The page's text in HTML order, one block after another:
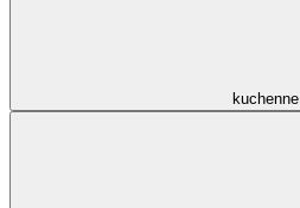
kuchenne